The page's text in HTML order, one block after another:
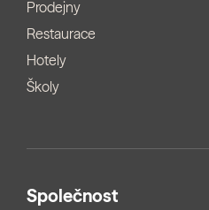
Prodejny
Restaurace
Hotely
Školy
Společnost